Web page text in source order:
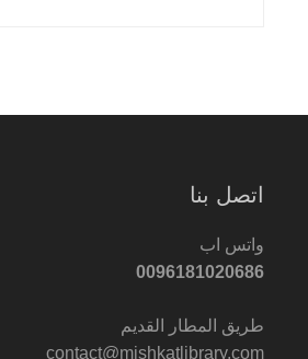
اتصل بنا
واتس اب
0096181020686
طريق المطار القديم
contact@mishkatlibrary.com